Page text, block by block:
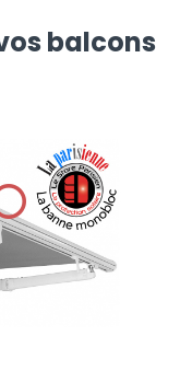
balcons